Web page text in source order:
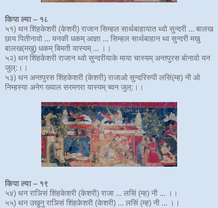
किपा ल्या – १८
५१) थन शिंहकेशरी (केशरी) राजान सिम्हल सार्थबाहायात थ्वो सुन्दरी ... बालख
छाय पितीनावो ... यनकी धकम् आज्ञा ... सिम्हल सार्थबाहान थ्व सुन्दरी मखु
बालख(मखु) धकम् बिमती यास्यम् ... ।।
५२) थन शिंहकेशरी राजान थ्वो सुन्दरीयाके माया चास्यम् अन्तपुरस बोनावो यन
जुल्:।।
५३) थन अन्तपुरस शिंहकेशरी (केशरी) राजाओ सुन्दरिरुपी लसिं(म्ह) नी ओ
निम्हस्या अनेग ख्याल सरमगरा यास्यम् च्वन जुल्:।।
किपा ल्या – १९
५४) थन राञिसं शिंहकेशरी (केशरी) राजा ... लसिं (म्ह) नी ... ।।
५५) थन उखुनु राञिसं शिंहकेशरी (केशरी) ... लसिं (म्ह) नी ... ।।